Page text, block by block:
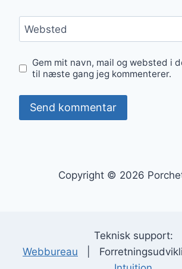
Websted
Gem mit navn, mail og websted i
til næste gang jeg kommenterer.
Copyright © 2026
Teknisk support:
Webbureau |